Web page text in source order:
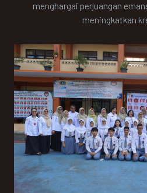
menghargai perjuangan
meningkatkan